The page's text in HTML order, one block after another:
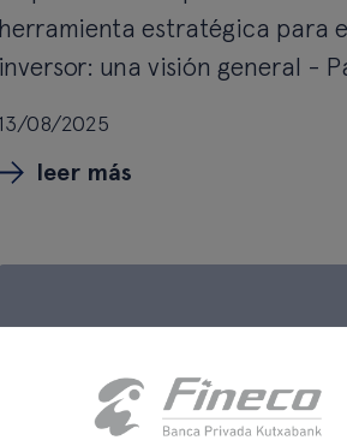
herramienta estratégica para
inversor: una visión general -
13/08/2025
leer más